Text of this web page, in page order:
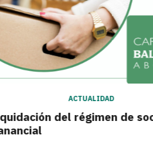
del régimen de sociedad